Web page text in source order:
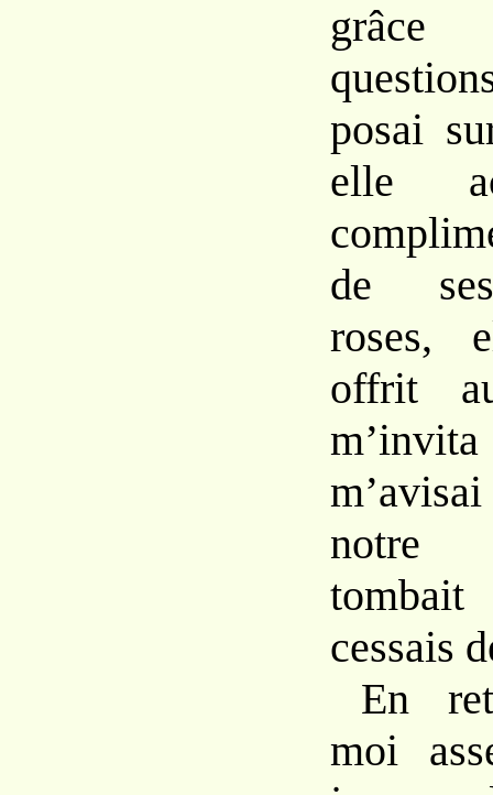
grâce
ques
posai
elle
de
roses,
offrit
cessais
En
moi